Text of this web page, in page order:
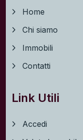
Home
Chi siamo
Immobili
Contatti
Link Utili
Accedi